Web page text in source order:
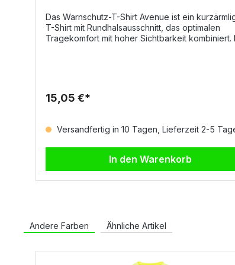
Das Warnschutz-T-Shirt Avenue ist ein
T-Shirt mit Rundhalsausschnitt, das optimalen
Tragekomfort mit hoher Sichtbarkeit kombiniert.
RundhalsausschnittWarnschutz durch
für bessere SichtbarkeitNackenband für
ideal für den Sommer Material &
EigenschaftenMaterial: 100 % Polyester Dry-
TechFlächengewicht: 150 g/m²Atmungsaktiv,
feuchtigkeitsregulierend und
schnelltrocknendAngenehm weich auf der Haut
barkeit)CE Reg. (EU) 2016/425 – Kategorie II
Interesse am Warnschutz-T-Shirt Avenue? Jetzt
15,05 €*
Versandfertig in 10 Tagen, Lieferzeit 2-5
In den Warenkorb
Andere Farben Ähnliche Artikel